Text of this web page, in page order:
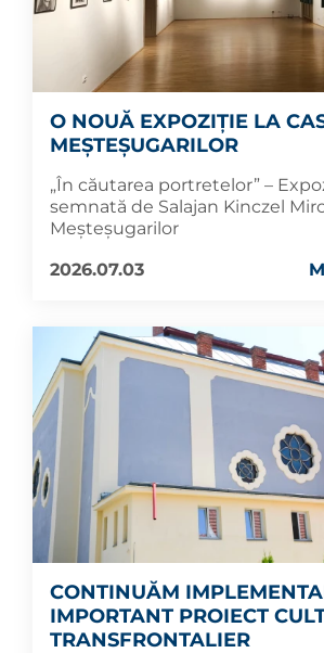
O NOUĂ EXPOZIȚIE LA
MEȘTEȘUGARILOR
„În căutarea portretelor” –
semnată de Salajan Kinczel
Meșteșugarilor
2026.07.03
CONTINUĂM
IMPORTANT PROIECT
TRANSFRONTALIER